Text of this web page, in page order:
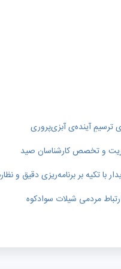
ترسیمِ آینده‌ی آبزی‌پروری
و تخصص کارشناسان صید
با تکیه بر برنامه‌ریزی دقیق و
مردمی شیلات سوادکوه